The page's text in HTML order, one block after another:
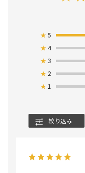
★5
★4
★3
★ 2
★ 1
絞り込み